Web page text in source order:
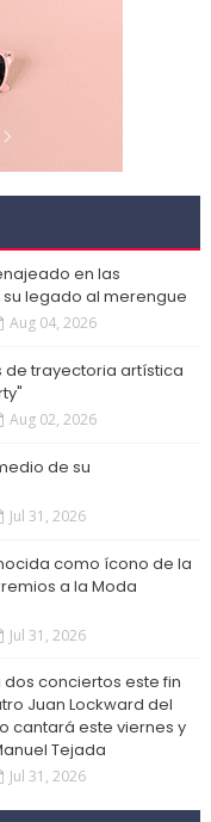
en las
legado al merengue
Aug 04, 2026
de trayectoria artística
Aug 02, 2026
de su
Jul 31, 2026
como ícono de la
a la Moda
Jul 31, 2026
conciertos este fin
Juan Lockward del
cantará este viernes y
Tejada
Jul 31, 2026